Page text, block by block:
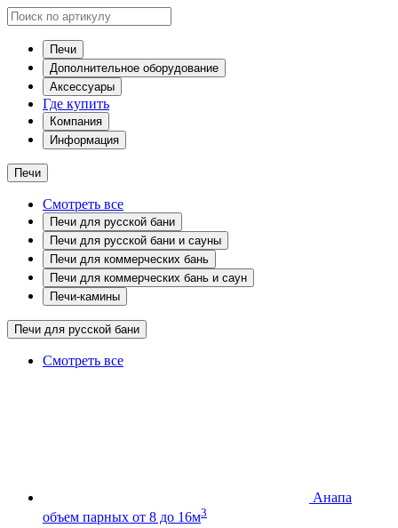
Печи
Дополнительное оборудование
Аксессуары
Где купить
Компания
Информация
Печи
Смотреть все
Печи для русской бани
Печи для русской бани и сауны
Печи для коммерческих бань
Печи для коммерческих бань и саун
Печи-камины
Печи для русской бани
Смотреть все
Анапа
объем парных от 8 до 16м3